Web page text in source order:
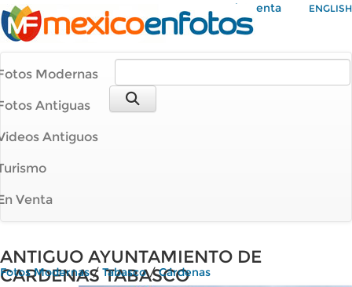
Mi Cuenta ENGLISH
Modernas
Antiguas
Antiguos
Venta
ANTIGUO AYUNTAMIENTO DE
CARDENAS TABASCO
Fotos Modernas/ Tabasco/Cárdenas